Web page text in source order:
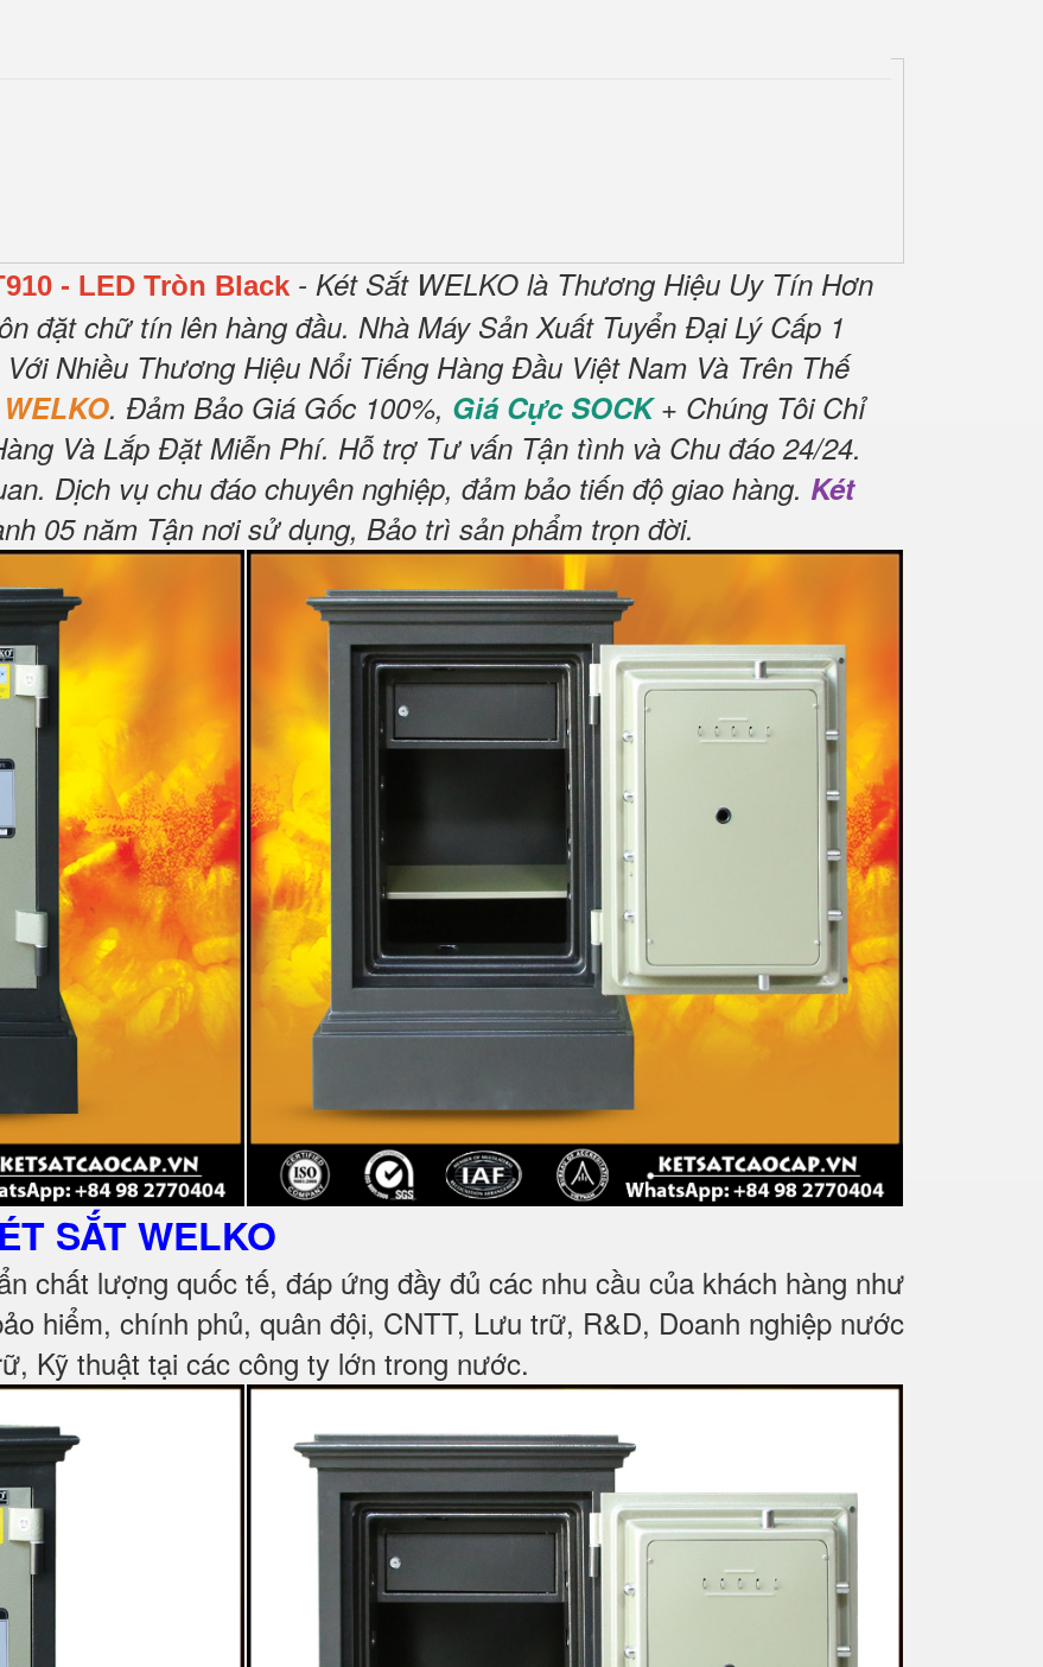
- LED Tròn Black - Két Sắt WELKO là Thương Hiệu Uy Tín Hơn
đặt chữ tín lên hàng đầu. Nhà Máy Sản Xuất Tuyển Đại Lý Cấp 1
Nhiều Thương Hiệu Nổi Tiếng Hàng Đầu Việt Nam Và Trên Thế
. Đảm Bảo Giá Gốc 100%, Giá Cực SOCK+ Chúng Tôi Chỉ
Và Lắp Đặt Miễn Phí. Hỗ trợ Tư vấn Tận tình và Chu đáo 24/24.
Dịch vụ chu đáo chuyên nghiệp, đảm bảo tiến độ giao hàng. Két
05 năm Tận nơi sử dụng, Bảo trì sản phẩm trọn đời.
SẮTWELKO
chất lượng quốc tế, đáp ứng đầy đủ các nhu cầu của khách hàng như
hiểm, chính phủ, quân đội, CNTT, Lưu trữ, R&D, Doanh nghiệp nước
Kỹ thuật tại các công ty lớn trong nước.